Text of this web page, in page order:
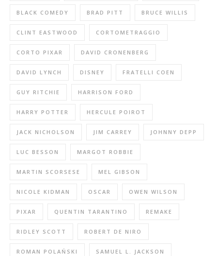
BLACK COMEDY BRAD PITT BRUCE WILLIS
CLINT EASTWOOD CORTOMETRAGGIO
CORTO PIXAR DAVID CRONENBERG
DAVID LYNCH DISNEY FRATELLI COEN
GUY RITCHIE HARRISON FORD
HARRY POTTER HERCULE POIROT
JACK NICHOLSON JIM CARREY JOHNNY DEPP
LUC BESSON MARGOT ROBBIE
MARTIN SCORSESE MEL GIBSON
NICOLE KIDMAN OSCAR OWEN WILSON
PIXAR QUENTIN TARANTINO REMAKE
RIDLEY SCOTT ROBERT DE NIRO
ROMAN POLAŃSKI SAMUEL L. JACKSON